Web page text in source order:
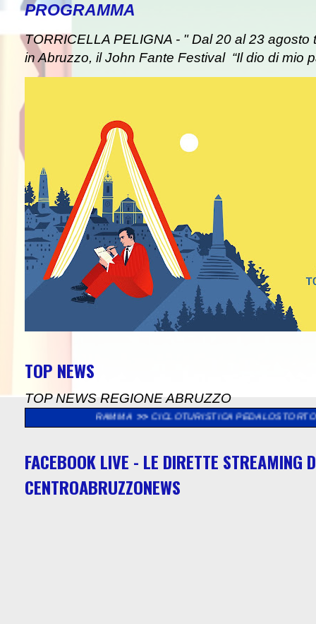
PROGRAMMA
TORRICELLA PELIGNA - " Dal 20 al 23 agosto
in Abruzzo, il John Fante Festival “Il dio di mio
TOP NEWS
TOP NEWS REGIONE ABRUZZO
CICLOTURISTICA PEDALOSTORTO: DOMENICA 9
FACEBOOK LIVE - LE DIRETTE STREAMING
CENTROABRUZZONEWS